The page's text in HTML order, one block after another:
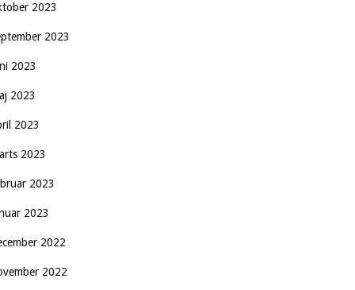
2023
2023
2023
2023
2023
2023
2023
2023
2022
2022